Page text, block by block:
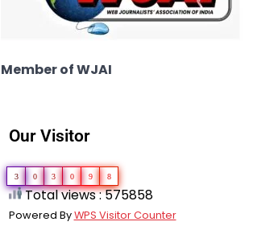
Member of WJAI
Our Visitor
3 0 3 0 9 8
Total views : 575858
Powered ByWPS Visitor Counter